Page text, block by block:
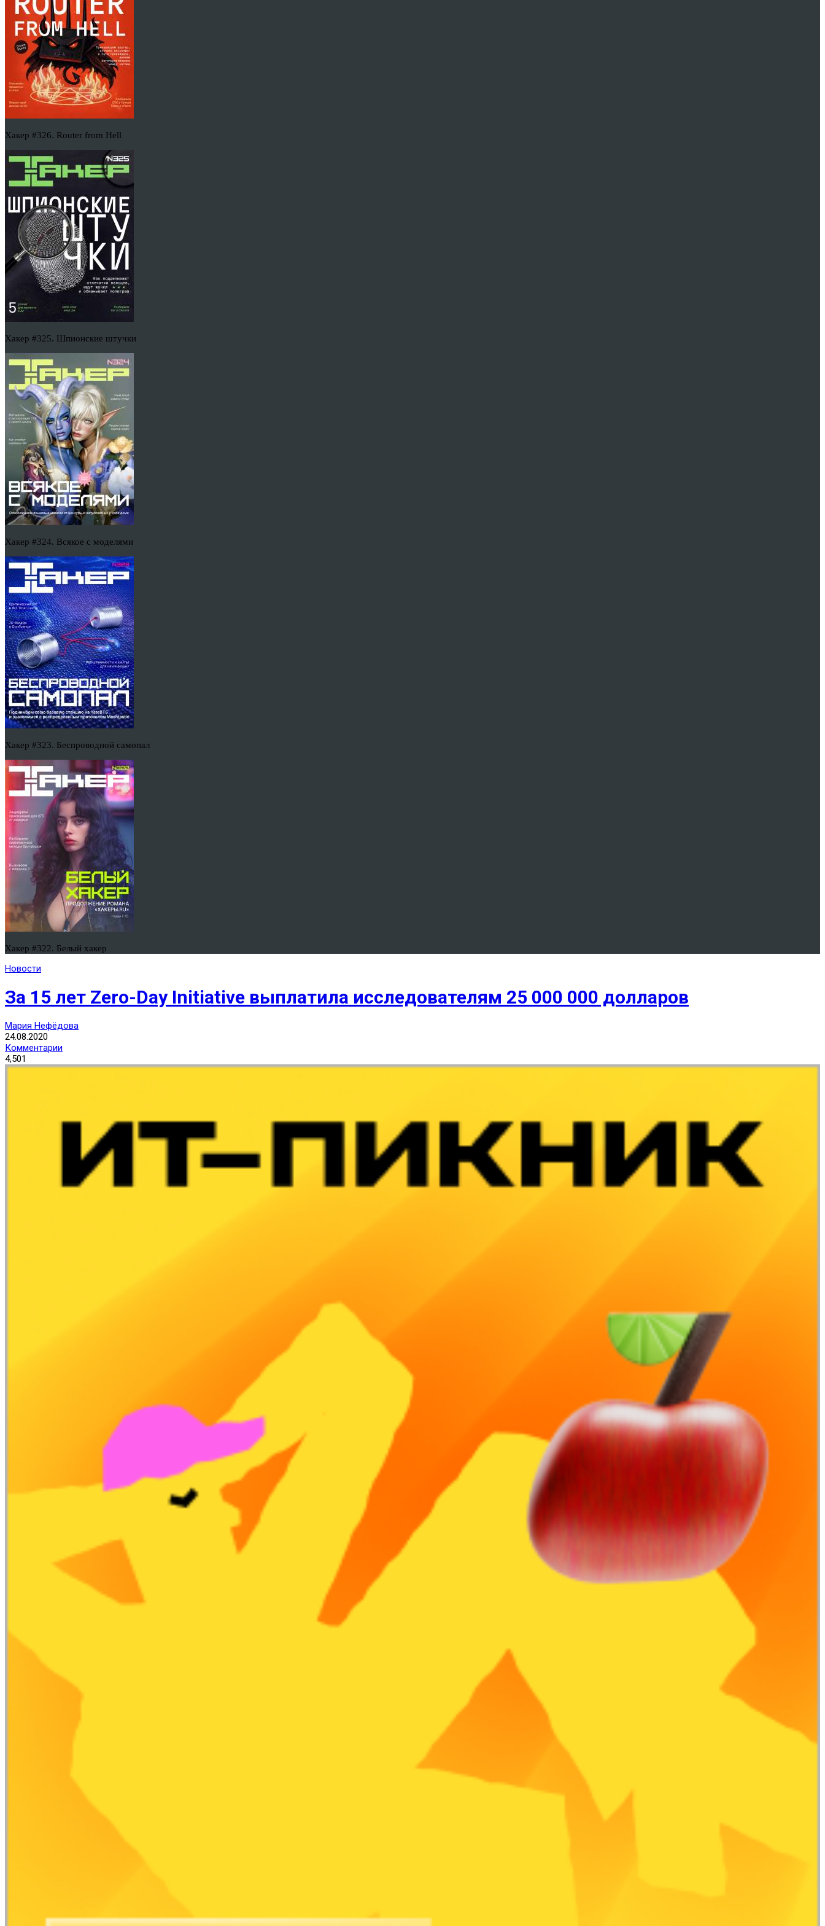
Хакер #326. Router from Hell
Хакер #325. Шпионские штучки
Хакер #324. Всякое с моделями
Хакер #323. Беспроводной самопал
Хакер #322. Белый хакер
Новости
За 15 лет Zero-Day Initiative выплатила исследователям 25 000 000 долларов
Мария Нефёдова
24.08.2020
Комментарии
4,501